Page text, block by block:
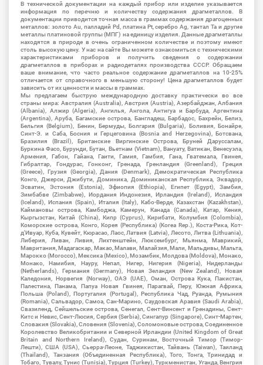
В технической документации на каждый прибор или изделие указывается
информация по перечню и количеству содержания драгметаллов. В
документации приводится точная масса в граммах содержания драгоценных
металлов: золото Au, палладий Pd, платина Pt, серебро Ag, тантал Ta и другие
металлы платиновой группы (МПГ) на единицу изделия. Данные драгметаллы
находятся в природе в очень ограниченном количестве и поэтому имеют
столь высокую цену. У нас на сайте Вы можете ознакомиться с техническими
характеристиками приборов и получить сведения о содержании
драгметаллов в приборах и радиодеталях производства СССР. Обращаем
ваше внимание, что часто реальное содержание драгметаллов на 10-25%
отличается от справочного в меньшую сторону! Цена драгметаллов будет
зависить от их ценности и массы в граммах.
Мы предлагаем быструю международную доставку практически во все
страны мира: Австралия (Australia), Австрия (Austria), Азербайджан, Албания
(Albania), Алжир (Algeria), Ангилья, Ангола, Антигуа и Барбуда, Аргентина
(Argentina), Аруба, Багамские острова, Бангладеш, Барбадос, Бахрейн, Белиз,
Бельгия (Belgium), Бенин, Бермуды, Болгария (Bulgaria), Боливия, Бонайре,
Синт-Э. и Саба, Босния и Герцеговина (Bosnia and Herzegovina), Ботсвана,
Бразилия (Brazil), Британские Виргинские Острова, Бруней Даруссалам,
Буркина Фасо, Бурунди, Бутан, Вьетнам (Vietnam), Вануату, Ватикан, Венесуэла,
Армения, Габон, Гайана, Гаити, Гамия, Гамбия, Гана, Гватемала, Гвинея,
Гибралтар, Гондурас, Гонконг, Гренада, Гренландия (Greenland), Греция
(Greece), Грузия (Georgia), Дания (Denmark), Демократическая Республика
Конго, Джерси, Джибути, Доминика, Доминиканская Республика, Эквадор,
Эсватин, Эстония (Estonia), Эфиопия (Ethiopia), Египет (Egypt), Замбия,
Зимбабве (Zimbabwe), Иордания Индонезия, Ирландия (Ireland), Исландия
(Iceland), Испания (Spain), Италия (Italy), Кабо-Верде, Казахстан (Kazakhstan),
Каймановы острова, Камбоджа, Камерун, Канада (Canada), Катар, Кения,
Кыргызстан, Китай (China), Кипр (Cyprus), Кирибати, Колумбия (Colombia),
Коморские острова, Конго, Корея (Республика) (Korea Rep.), Коста-Рика, Кот-
д'Ивуар, Куба, Кувейт, Кюрасао, Лаос, Латвия (Latvia), Лесото, Литва (Lithuania),
Либерия, Ливан, Ливия, Лихтенштейн, Люксембург, Мьянма, Маврикий,
Мавритания, Мадагаскар, Макао, Малави, Малайзия, Мали, Мальдивы, Мальта,
Марокко (Morocco), Мексика (Mexico), Мозамбик, Молдова (Moldova), Монако,
Монако, Намибия, Науру, Непал, Нигер, Нигерия (Nigeria), Нидерланды
(Netherlands), Германия (Germany), Новая Зеландия (New Zealand), Новая
Каледония, Норвегия (Norway), ОАЭ (UAE), Оман, Острова Кука, Пакистан,
Палестина, Панама, Папуа Новая Гвинея, Парагвай, Перу, Южная Африка,
Польша (Poland), Португалия (Portugal), Республика Чад, Руанда, Румыния
(Romania), Сальвадор, Самоа, Сан-Марино, Саудовская Аравия (Saudi Arabia),
Свазиленд, Сейшельские острова, Сенегал, Сент-Винсент и Гренадины, Сент-
Китс и Невис, Сент-Люсия, Сербия (Serbia), Сингапур (Singapore), Синт-Мартен,
Словакия (Slovakia), Словения (Slovenia), Соломоновые острова, Соединенное
Королевство Великобритании и Северной Ирландии (United Kingdom of Great
Britain and Northern Ireland), Судан, Суринам, Восточный Тимор (Тимор-
Лешти), США (USA), Сьерра-Леоне, Таджикистан, Тайвань (Taiwan), Таиланд
(Thailand), Танзания (Объединенная Республика), Того, Тонга, Тринидад и
Тобаго, Тувалу, Тунис (Tunisia), Турция (Turkey), Туркменистан, Уганда, Венгрия